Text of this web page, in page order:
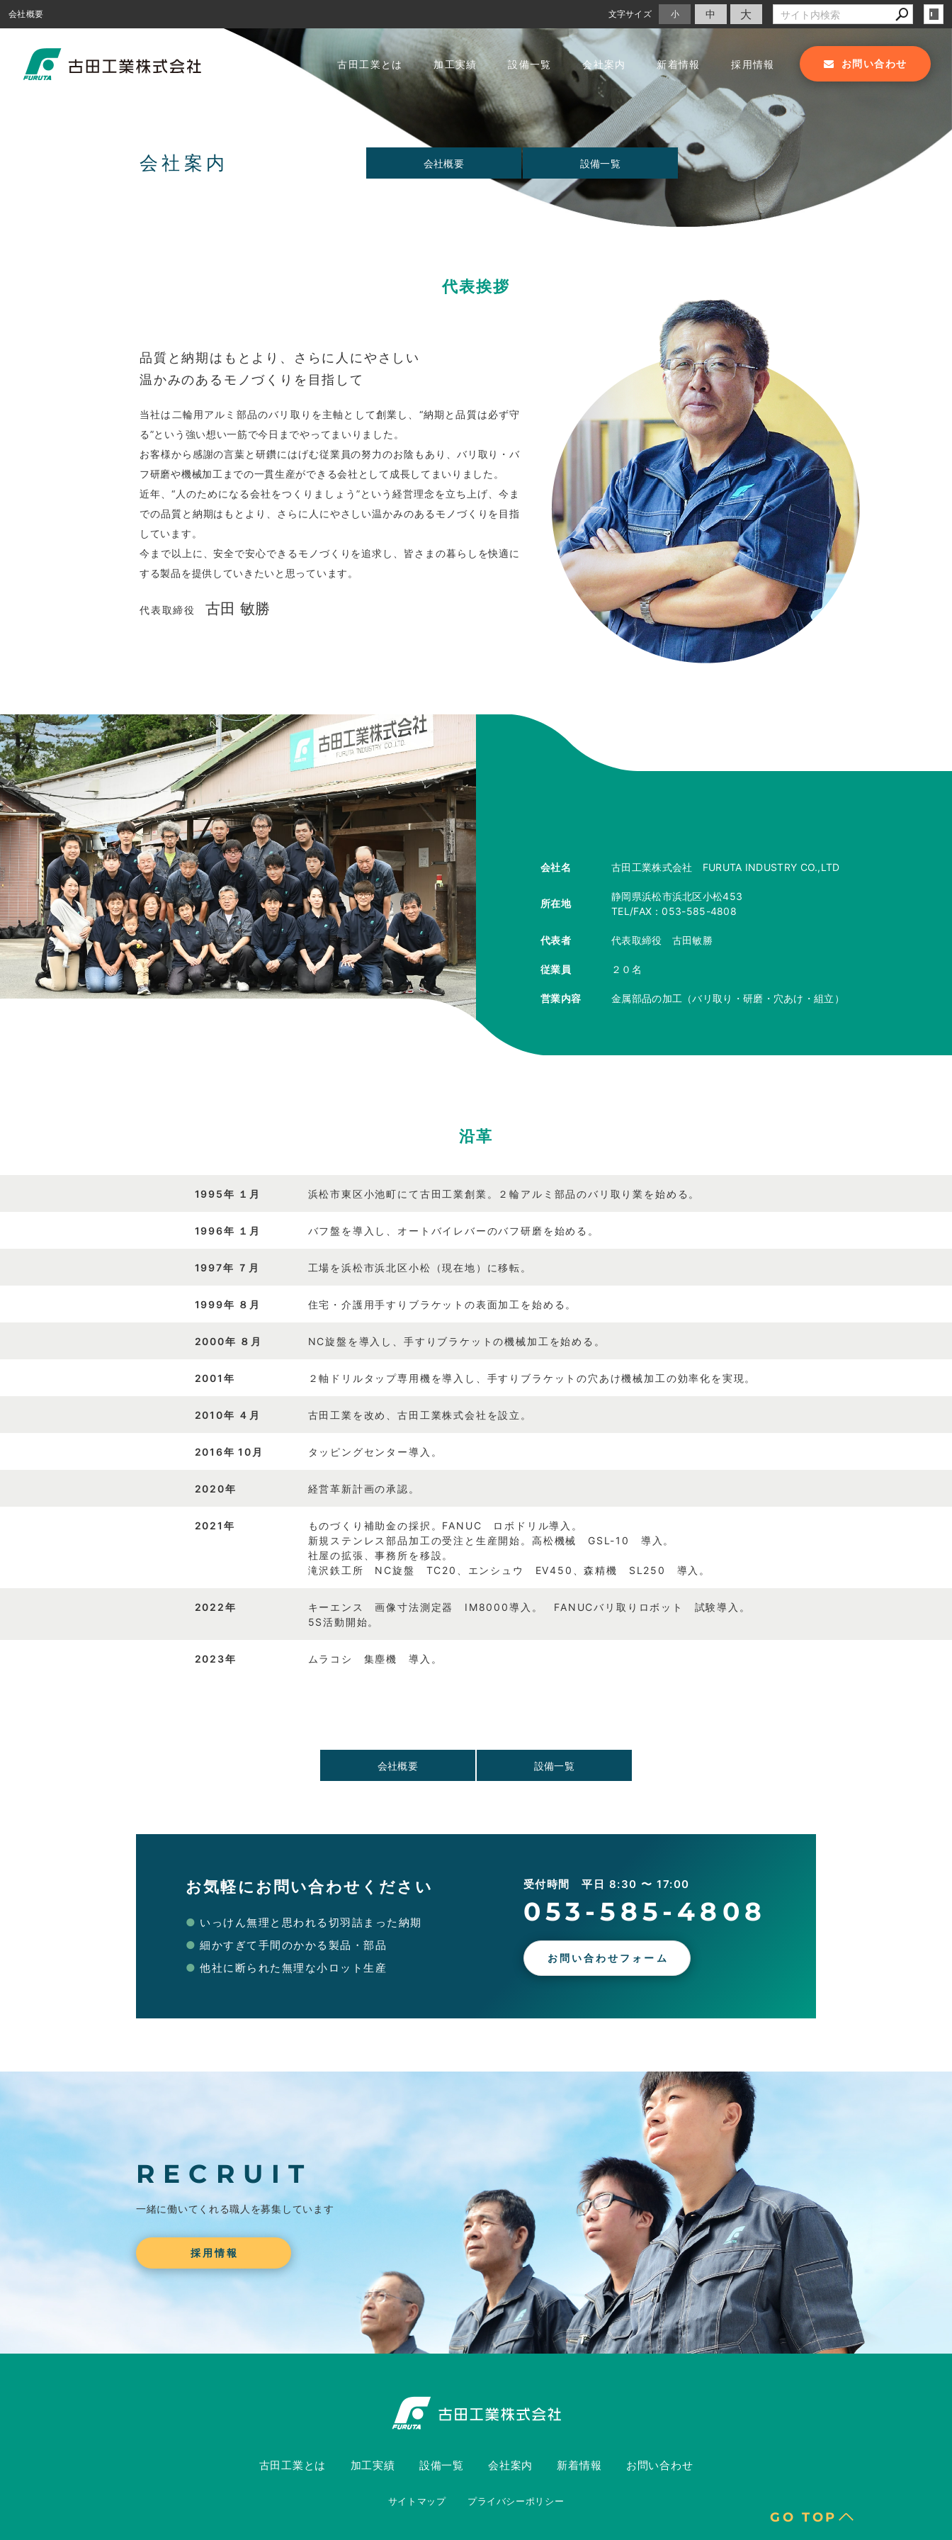
会社概要 文字サイズ 小 中 大
古田工業とは 加工実績 設備一覧 会社案内 新着情報 採用情報 お問い合わせ
会社案内 会社概要 設備一覧
代表挨拶
品質と納期はもとより、
さらに人にやさしい
温かみのあるモノづくりを目指して
当社は二輪用アルミ部品のバリ取りを主軸として創業し、“納期と品質は必ず守
る”という強い想い一筋で今日までやってまいりました。
お客様から感謝の言葉と研鑽にはげむ従業員の努力のお陰もあり、バリ取り・バ
フ研磨や機械加工までの一貫生産ができる会社として成⻑してまいりました。
近年、“人のためになる会社をつくりましょう”という経営理念を立ち上げ、今ま
での品質と納期はもとより、さらに人にやさしい温かみのあるモノづくりを目指
しています。
今まで以上に、安全で安心できるモノづくりを追求し、皆さまの暮らしを快適に
する製品を提供していきたいと思っています。
代表取締役 古田 敏勝
会社名 古田工業株式会社 FURUTA INDUSTRY CO.,LTD
所在地
静岡県浜松市浜北区小松453
TEL/FAX：053-585-4808
代表者 代表取締役 古田敏勝
従業員 ２０名
営業内容 金属部品の加工（バリ取り・研磨・穴あけ・組立）
沿革
1995年 １月 浜松市東区小池町にて古田工業創業。２輪アルミ部品のバリ取り業を始める。
1996年 １月 バフ盤を導入し、オートバイレバーのバフ研磨を始める。
1997年 ７月 工場を浜松市浜北区小松（現在地）に移転。
1999年 ８月 住宅・介護用手すりブラケットの表面加工を始める。
2000年 ８月 NC旋盤を導入し、手すりブラケットの機械加工を始める。
2001年 ２軸ドリルタップ専用機を導入し、手すりブラケットの穴あけ機械加工の効率化を実現。
2010年 ４月 古田工業を改め、古田工業株式会社を設立。
2016年 10月 タッピングセンター導入。
2020年 経営革新計画の承認。
2021年
ものづくり補助金の採択。FANUC ロボドリル導入。
新規ステンレス部品加工の受注と生産開始。高松機械 GSL-10 導入。
社屋の拡張、事務所を移設。
滝沢鉄工所 NC旋盤 TC20、エンシュウ EV450、森精機 SL250 導入。
2022年
キーエンス 画像寸法測定器 IM8000導入。 FANUCバリ取りロボット 試験導入。
5S活動開始。
2023年 ムラコシ 集塵機 導入。
会社概要 設備一覧
お気軽にお問い合わせください
いっけん無理と思われる切羽詰まった納期
細かすぎて手間のかかる製品・部品
他社に断られた無理な小ロット生産
受付時間 平日 8:30 〜 17:00
053-585-4808
お問い合わせフォーム
RECRUIT
一緒に働いてくれる職人を募集しています
採用情報
古田工業とは 加工実績 設備一覧 会社案内 新着情報 お問い合わせ
サイトマップ プライバシーポリシー
GO TOP